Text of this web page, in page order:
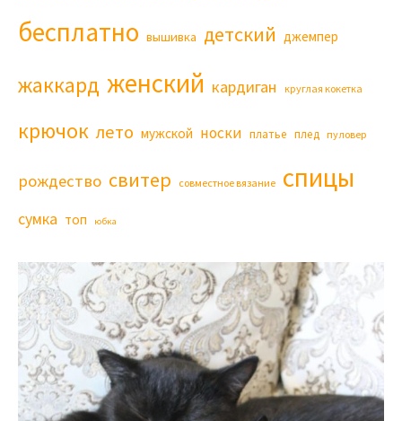
бесплатно вышивка детский джемпер
жаккард женский кардиган круглая кокетка
крючок лето мужской носки платье плед пуловер
рождество свитер совместное вязание спицы
сумка топ юбка